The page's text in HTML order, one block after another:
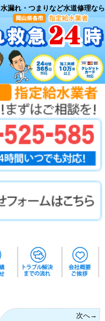
水漏れ・つまりなど水道修理なら